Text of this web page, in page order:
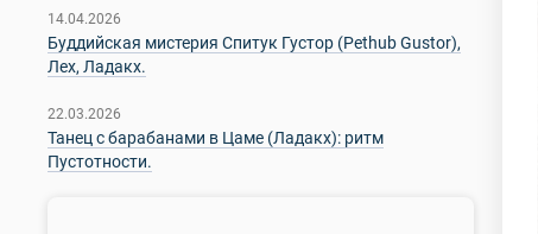
14.04.2026
Буддийская мистерия Спитук Густор (Pethub Gustor),
Лех, Ладакх.
22.03.2026
Танец с барабанами в Цаме (Ладакх): ритм
Пустотности.